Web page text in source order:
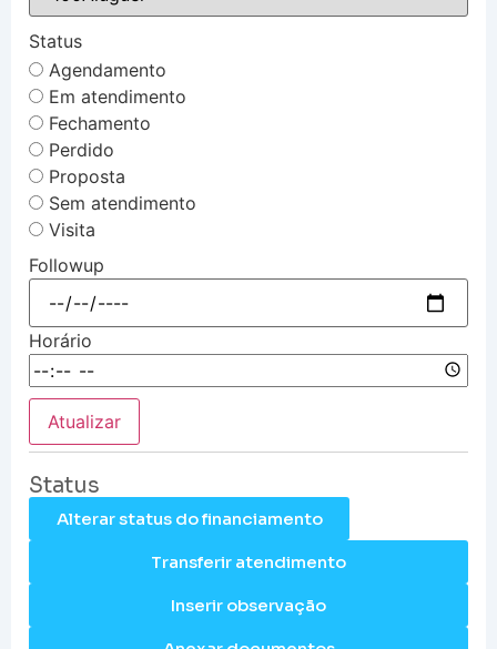
Status
Agendamento
Em atendimento
Fechamento
Perdido
Proposta
Sem atendimento
Visita
Followup
Horário
Atualizar
Status
Alterar status do financiamento
Transferir atendimento
Inserir observação